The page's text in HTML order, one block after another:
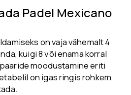
Padel Mexicano
on vaja vähemalt 4
kuigi 8 või enama korral
moodustamine eriti
on igas ringis rohkem